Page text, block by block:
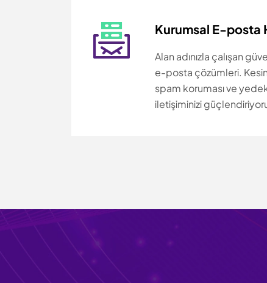
Kurumsal E-posta
Alan adınızla çalışan
e-posta çözümleri.
spam koruması ve
iletişiminizi